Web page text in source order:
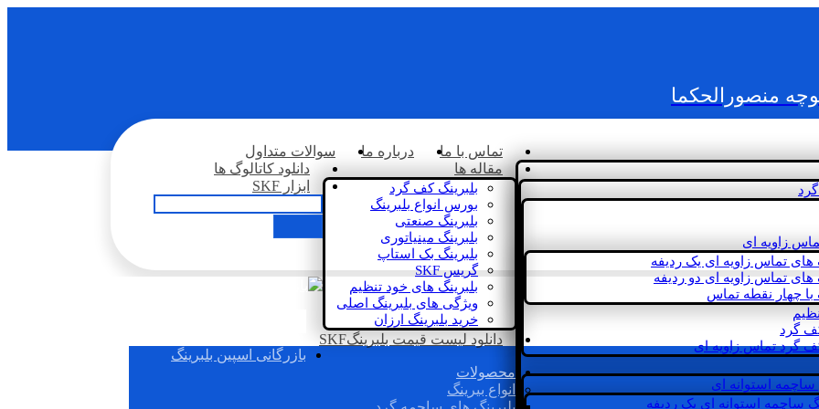
منصورالحکما
زاویه ای
های تماس زاویه ای یک ردیفه
های تماس زاویه ای دو ردیفه
با چهار نقطه تماس
گرد
گرد تماس زاویه ای
ساچمه استوانه ای
ساچمه استوانه ای یک ردیفه
تماس با ما درباره ما
سوالات متداول
مقاله ها
بلبرینگ کف گرد
بورس انواع بلبرینگ
بلبرینگ صنعتی
بلبرینگ مینیاتوری
بلبرینگ بک استاپ
گریس SKF
بلبرینگ های خود تنظیم
ویژگی های بلبرینگ اصلی
خرید بلبرینگ ارزان
دانلود کاتالوگ ها
ابزار SKF
دانلود لیست قیمت بلبرینگSKF
بازرگانی اسپین بلبرینگ
محصولات
انواع بیرینگ